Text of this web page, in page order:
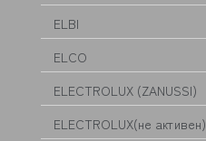
ELBI
ELCO
ELECTROLUX (ZANUSSI)
ELECTROLUX(не активен)